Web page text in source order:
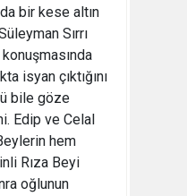
bir kese altın
Sırrı
isyan çıktığını
bile göze
Edip ve Celal
hem
Rıza Beyi
oğlunun